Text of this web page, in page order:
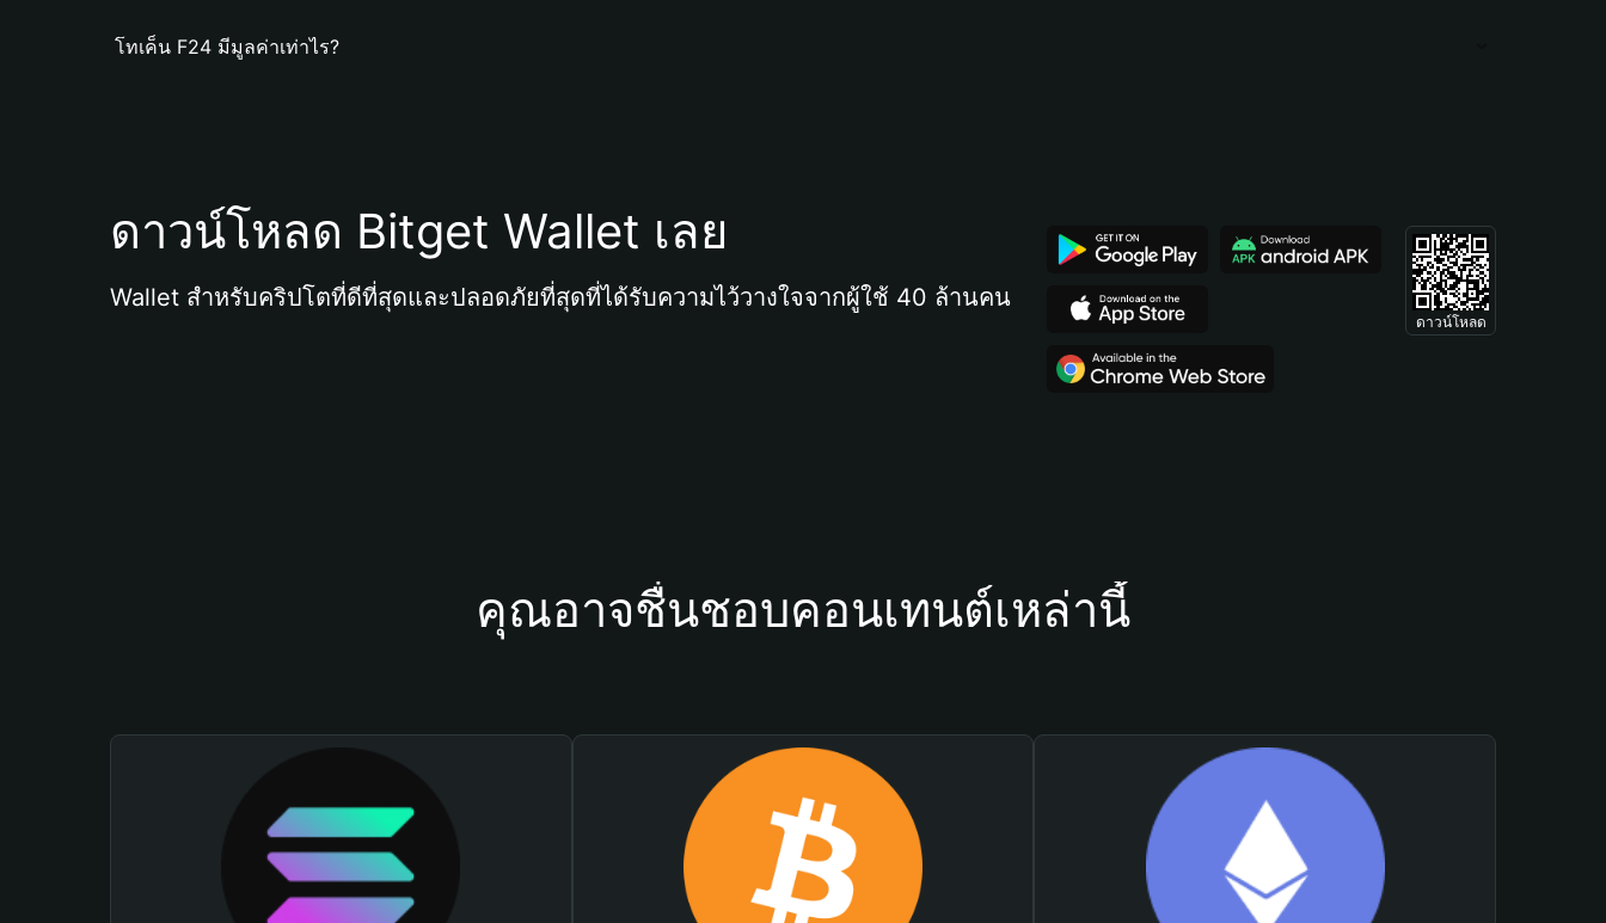
โทเค็น F24 มีมูลค่าเท่าไร?
ดาวน์โหลด Bitget Wallet เลย
Wallet สำหรับคริปโตที่ดีที่สุดและปลอดภัยที่สุดที่ได้รับความไว้วางใจจากผู้ใช้ 40 ล้านคน
ดาวน์โหลด
คุณอาจชื่นชอบคอนเทนต์เหล่านี้